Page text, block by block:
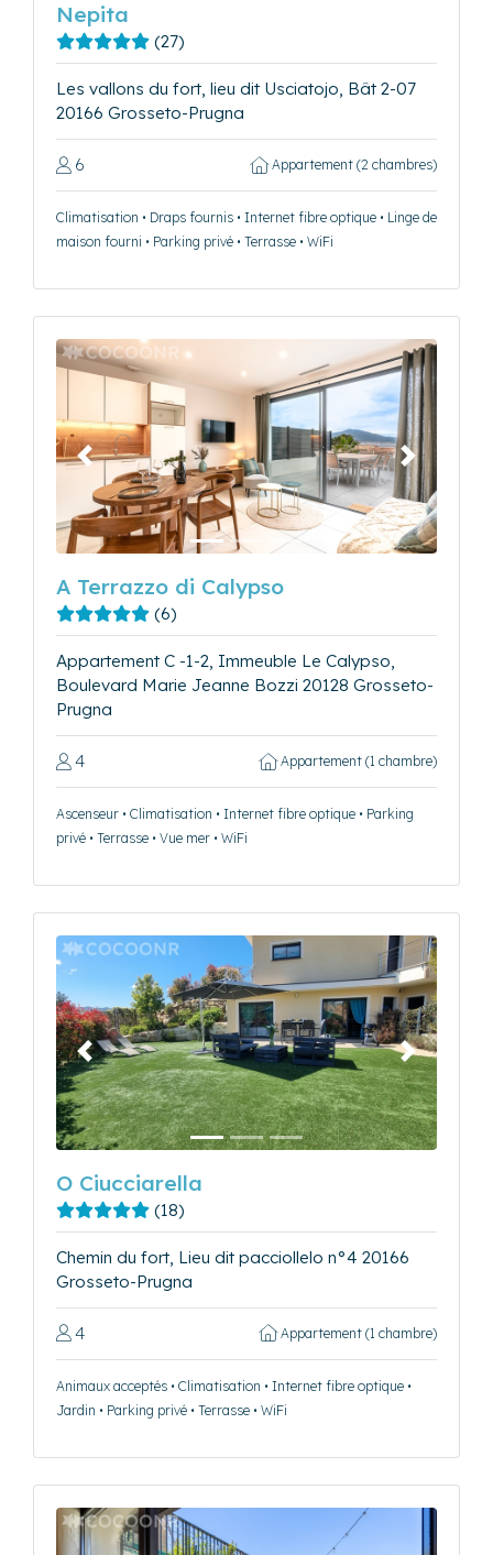
Nepita
(27)
Les vallons du fort, lieu dit Usciatojo, Bât 2-07
20166 Grosseto-Prugna
6 Appartement (2 chambres)
Climatisation • Draps fournis • Internet fibre optique • Linge de
maison fourni • Parking privé • Terrasse • WiFi
Précédent Suivant
A Terrazzo di Calypso
(6)
Appartement C -1-2, Immeuble Le Calypso,
Boulevard Marie Jeanne Bozzi 20128 Grosseto-
Prugna
4 Appartement (1 chambre)
Ascenseur • Climatisation • Internet fibre optique • Parking
privé • Terrasse • Vue mer • WiFi
Précédent Suivant
O Ciucciarella
(18)
Chemin du fort, Lieu dit pacciollelo n°4 20166
Grosseto-Prugna
4 Appartement (1 chambre)
Animaux acceptés • Climatisation • Internet fibre optique •
Jardin • Parking privé • Terrasse • WiFi